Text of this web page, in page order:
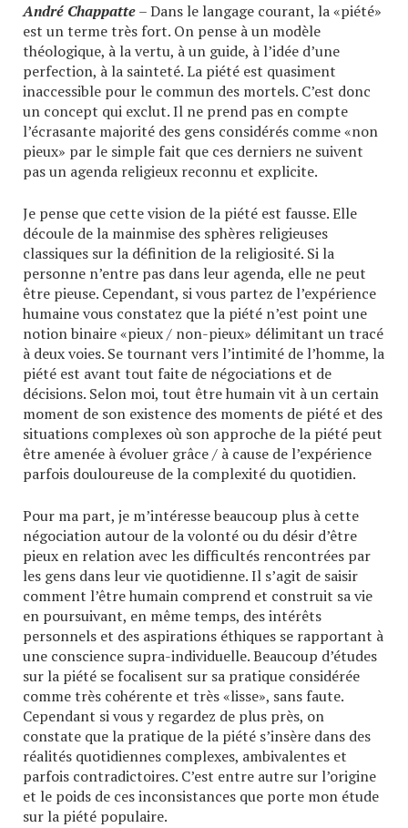
André Chappatte– Dans le langage courant, la «piété»
est un terme très fort. On pense à un modèle
théologique, à la vertu, à un guide, à l’idée d’une
perfection, à la sainteté. La piété est quasiment
inaccessible pour le commun des mortels. C’est donc
un concept qui exclut. Il ne prend pas en compte
l’écrasante majorité des gens considérés comme «non
pieux» par le simple fait que ces derniers ne suivent
pas un agenda religieux reconnu et explicite.
Je pense que cette vision de la piété est fausse. Elle
découle de la mainmise des sphères religieuses
classiques sur la définition de la religiosité. Si la
personne n’entre pas dans leur agenda, elle ne peut
être pieuse. Cependant, si vous partez de l’expérience
humaine vous constatez que la piété n’est point une
notion binaire «pieux / non-pieux» délimitant un tracé
à deux voies. Se tournant vers l’intimité de l’homme, la
piété est avant tout faite de négociations et de
décisions. Selon moi, tout être humain vit à un certain
moment de son existence des moments de piété et des
situations complexes où son approche de la piété peut
être amenée à évoluer grâce / à cause de l’expérience
parfois douloureuse de la complexité du quotidien.
Pour ma part, je m’intéresse beaucoup plus à cette
négociation autour de la volonté ou du désir d’être
pieux en relation avec les difficultés rencontrées par
les gens dans leur vie quotidienne. Il s’agit de saisir
comment l’être humain comprend et construit sa vie
en poursuivant, en même temps, des intérêts
personnels et des aspirations éthiques se rapportant à
une conscience supra-individuelle. Beaucoup d’études
sur la piété se focalisent sur sa pratique considérée
comme très cohérente et très «lisse», sans faute.
Cependant si vous y regardez de plus près, on
constate que la pratique de la piété s’insère dans des
réalités quotidiennes complexes, ambivalentes et
parfois contradictoires. C’est entre autre sur l’origine
et le poids de ces inconsistances que porte mon étude
sur la piété populaire.